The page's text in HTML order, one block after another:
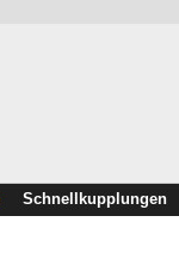
Schnellkupplungen